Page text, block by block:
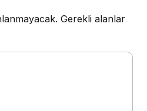
Gerekli alanlar